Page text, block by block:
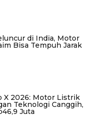
di India, Motor
Bisa Tempuh Jarak
X 2026: Motor Listrik
Teknologi Canggih,
Juta